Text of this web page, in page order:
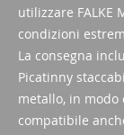
utilizzare FALKE
condizioni
La consegna
Picatinny
metallo, in modo
compatibile